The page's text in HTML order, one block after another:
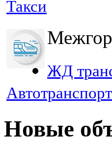
Такси
ЖД
Автотранспорт
Новые